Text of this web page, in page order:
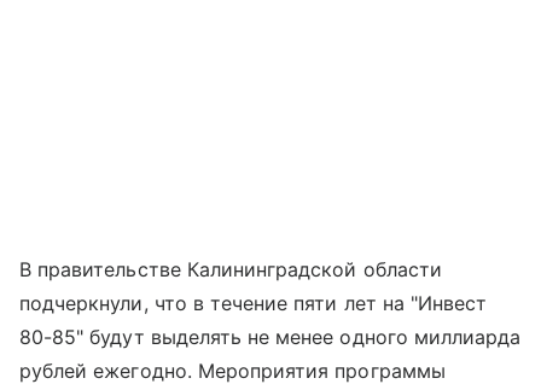
В правительстве Калининградской области
подчеркнули, что в течение пяти лет на "Инвест
80-85" будут выделять не менее одного миллиарда
рублей ежегодно. Мероприятия программы